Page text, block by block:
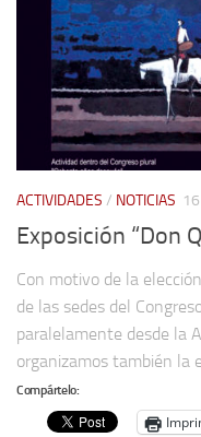
ACTIVIDADES / NOTICIAS
Exposición “Don
Con motivo de la
de las sedes del
paralelamente desde la
organizamos también la
Compártelo: